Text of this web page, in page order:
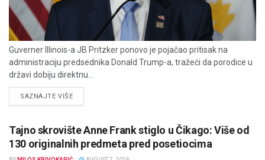
Guverner Illinois-a JB Pritzker ponovo je pojačao pritisak na
administraciju predsednika Donald Trump-a, tražeći da porodice u
državi dobiju direktnu...
SAZNAJTE VIŠEDETAILS
Tajno skrovište Anne Frank stiglo u Čikago: Više od
130 originalnih predmeta pred posetiocima